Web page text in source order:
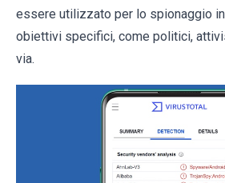
essere utilizzato per lo spionaggio
obiettivi specifici, come politici,
via.